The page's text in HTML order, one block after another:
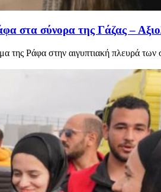
στα σύνορα της Γάζας –
της Ράφα στην αιγυπτιακή πλευρά